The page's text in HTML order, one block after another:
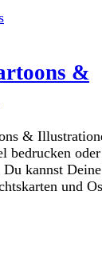
&
&
bedrucken
kannst
und